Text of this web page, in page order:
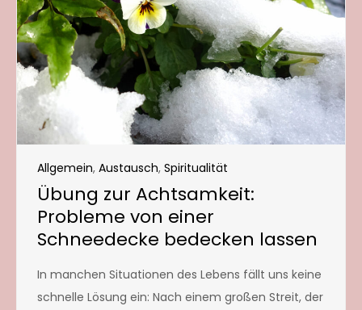
Allgemein, Austausch, Spiritualität
Übung zur Achtsamkeit:
Probleme von einer
Schneedecke bedecken lassen
In manchen Situationen des Lebens fällt uns keine
schnelle Lösung ein: Nach einem großen Streit, der